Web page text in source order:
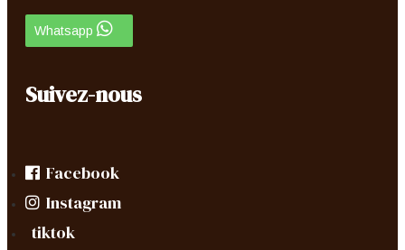
Whatsapp
Suivez-nous
Facebook
Instagram
tiktok